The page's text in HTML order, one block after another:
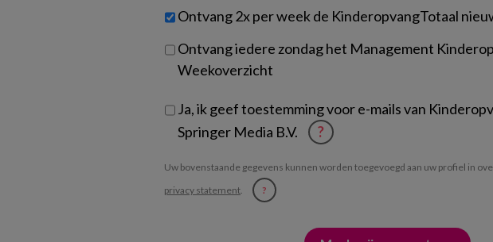
je?
Untitled
Ontvang 2x per week de KinderopvangTotaal
Ontvang iedere zondag het Management
Weekoverzicht
Ja, ik geef toestemming voor e-mails van
Springer Media B.V.
?
Uw bovenstaande gegevens kunnen worden toegevoegd aan uw profiel in
privacy statement. ?